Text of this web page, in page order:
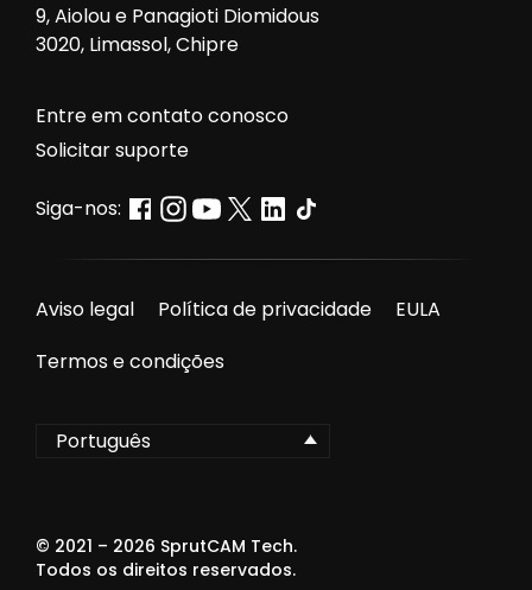
9, Aiolou e Panagioti Diomidous
3020, Limassol, Chipre
Entre em contato conosco
Solicitar suporte
Siga-nos:
Aviso legal Política de privacidade
EULA
Termos e condições
Português
© 2021 – 2026 SprutCAM Tech.
Todos os direitos reservados.